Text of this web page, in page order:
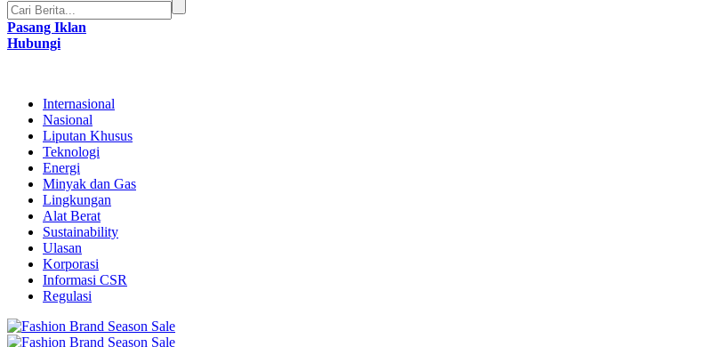
Pasang Iklan
Hubungi
Internasional
Nasional
Liputan Khusus
Teknologi
Energi
Minyak dan Gas
Lingkungan
Alat Berat
Sustainability
Ulasan
Korporasi
Informasi CSR
Regulasi